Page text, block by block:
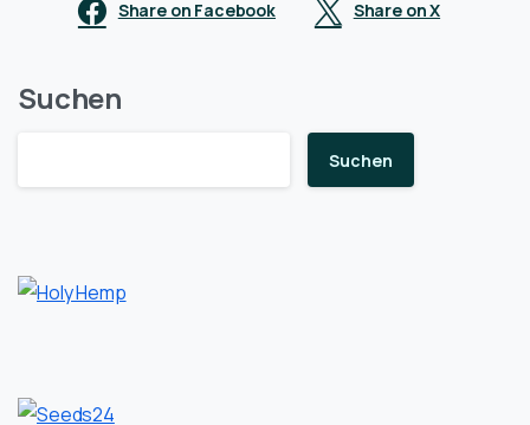
Share on Facebook Share on X
Suchen
Suchen